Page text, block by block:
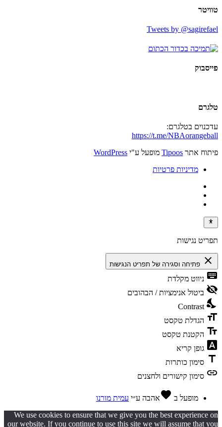
טוויטר
Tweets by @sagirefael
פייסבוק
טלגרם
עדכנוים בטלגרם:
https://t.me/NBAorangeball
פיתוח אתר Tipoos מופעל ע"י WordPress
מדיניות פרטיות
תפריט נגישות
close פתיחה וסגירה של תפריט הנגישות
keyboard ניווט מקלדת
visibility_off ביטול אנימציות / הבהובים
nights_stay
Contrast
format_size הגדלת טקסט
text_fields הקטנת טקסט
font_download גופן קריא
title סימון כותרות
link סימון קישורים ולחצנים
מופעל ב favoriteאהבה ע״י עמית מורנו
We use cookies to ensure that we give you the best experience on
our website. If you continue to use this site we will assume that you